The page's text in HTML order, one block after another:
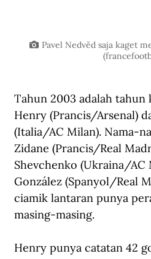
Pavel Nedvěd saja kaget
(
Tahun 2003 adalah
Henry (Prancis/Arsenal)
(Italia/AC Milan). Nama-
Zidane (Prancis/Real
Shevchenko (Ukraina/AC
González (Spanyol/Real
ciamik lantaran punya
masing-masing.
Henry punya catatan 42